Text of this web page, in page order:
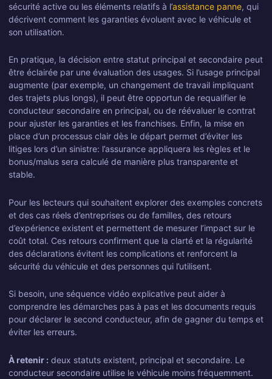
sécurité active ou les éléments relatifs à l’assistance panne, qui
décrivent comment les garanties évoluent avec le véhicule et
son utilisation.
En pratique, la décision entre statut principal et secondaire peut
être éclairée par une évaluation des usages. Si l’usage principal
augmente (par exemple, un changement de travail impliquant
des trajets plus longs), il peut être opportun de requalifier le
conducteur secondaire en principal, ou de réévaluer le contrat
pour ajuster les garanties et les franchises. Enfin, la mise en
place d’un processus clair dès le départ permet d’éviter les
litiges lors d’un sinistre: l’assurance appliquera les règles et le
bonus/malus sera calculé de manière plus transparente et
stable.
Pour les lecteurs qui souhaitent explorer des exemples concrets
et des cas réels d’entreprises ou de familles, des retours
d’expérience existent et permettent de mesurer l’impact sur le
coût total. Ces retours confirment que la clarté et la régularité
des déclarations évitent les complications et renforcent la
sécurité du véhicule et des personnes qui l’utilisent.
Si besoin, une séquence vidéo explicative peut aider à
comprendre les démarches pas à pas et les documents requis
pour déclarer le second conducteur, afin de gagner du temps et
éviter les erreurs.
À retenir : deux statuts existent, principal et secondaire. Le
conducteur secondaire utilise le véhicule moins fréquemment.